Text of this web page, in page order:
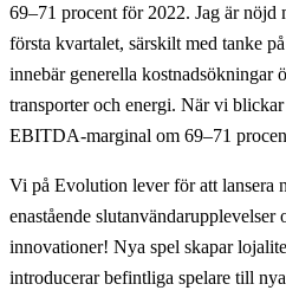
69–71 procent för 2022. Jag är nöjd
första kvartalet, särskilt med tanke
innebär generella kostnadsökningar
transporter och energi. När vi
EBITDA-marginal om 69–71
Vi på Evolution lever för att lansera
enastående
innovationer! Nya spel skapar
introducerar befintliga spelare till